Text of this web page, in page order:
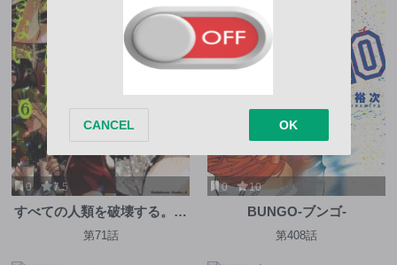
0 7.5
すべての人類を破壊する。そ
れらは再生できない。
第71話
0 10
BUNGO-ブンゴ-
第408話